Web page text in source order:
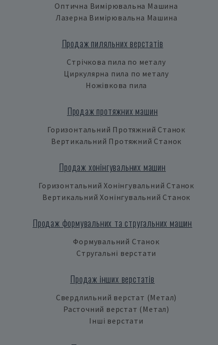
Оптична Вимірювальна Машина
Лазерна Вимірювальна Машина
Продаж пиляльних верстатів
Стрічкова пила по металу
Циркулярна пила по металу
Ножівкова пила
Продаж протяжних машин
Горизонтальний Протяжний Станок
Вертикальний Протяжний Станок
Продаж хонінгувальних машин
Горизонтальний Хонінгувальний Станок
Вертикальний Хонінгувальний Станок
Продаж формувальних та стругальних машин
Формувальний Станок
Стругальні верстати
Продаж інших верстатів
Свердлильний верстат (Метал)
Расточний верстат (Метал)
Інші верстати